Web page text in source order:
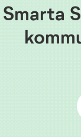
Smarta